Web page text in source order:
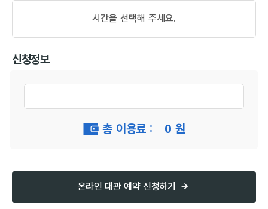
시간을 선택해 주세요.
신청정보
총 이용료 : 0 원
온라인 대관 예약 신청하기